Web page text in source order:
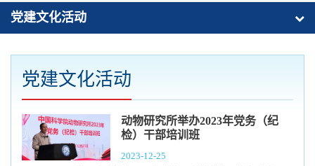
党建文化活动
党建文化活动
动物研究所举办2023年党务（纪
检）干部培训班
2023-12-25